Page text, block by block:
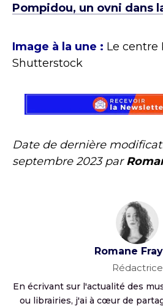
Pompidou, un ovni dans
Image à la une : Le centre
Shutterstock
Date de dernière
septembre 2023par
Romane
Rédactrice
En écrivant sur l'actualité des
ou librairies, j'ai à cœur de